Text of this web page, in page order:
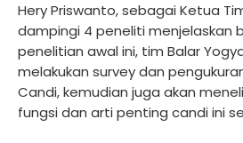
Hery Priswanto, sebagai Ketua
dampingi 4 peneliti menjelaskan
penelitian awal ini, tim Balar
melakukan survey dan
Candi, kemudian juga akan
fungsi dan arti penting candi ini